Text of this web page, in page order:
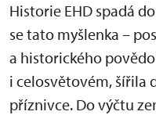
Historie EHD spadá
se tato myšlenka –
a historického
i celosvětovém, šířila
příznivce. Do výčtu